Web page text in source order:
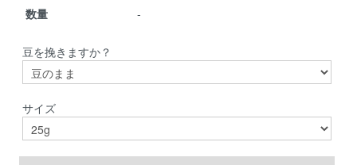
数量
-
豆を挽きますか？
サイズ